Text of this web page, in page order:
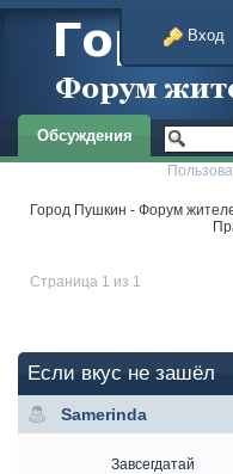
Вход
Обсуждения
Город Пушкин - Форум
Страница 1 из 1
Если вкус не зашёл
Samerinda
Завсегдатай